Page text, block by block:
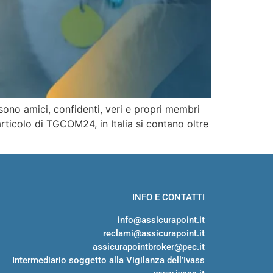
amici, confidenti, veri e propri membri
di TGCOM24, in Italia si contano oltre
INFO E CONTATTI
info@assicurapoint.it
reclami@assicurapoint.it
assicurapointbroker@pec.it
Intermediario soggetto alla Vigilanza dell’Ivass